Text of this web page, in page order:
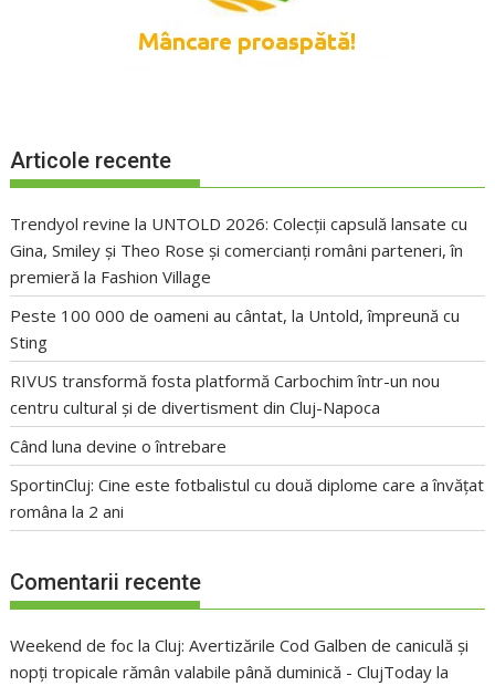
Articole recente
Trendyol revine la UNTOLD 2026: Colecții capsulă lansate cu
Gina, Smiley și Theo Rose și comercianți români parteneri, în
premieră la Fashion Village
Peste 100 000 de oameni au cântat, la Untold, împreună cu
Sting
RIVUS transformă fosta platformă Carbochim într-un nou
centru cultural și de divertisment din Cluj-Napoca
Când luna devine o întrebare
SportinCluj: Cine este fotbalistul cu două diplome care a învățat
româna la 2 ani
Comentarii recente
Weekend de foc la Cluj: Avertizările Cod Galben de caniculă și
nopți tropicale rămân valabile până duminică - ClujToday la